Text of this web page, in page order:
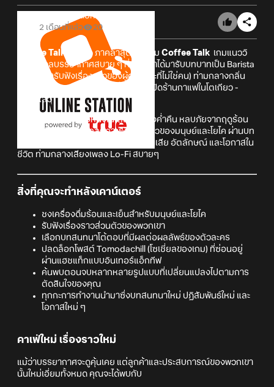
Online Station
2 เดือนที่แล้ว
20
Coffee Talk Tokyo ภาคล่าสุดของเกม Coffee Talk เกมแนววิ
ชวลโนเวลบรรยากาศสบาย ๆ ที่จะให้เราได้มารับบทบาทเป็น Barista
ผู้ที่จะได้มารับฟังเรื่องราวของผู้คน (และที่ไม่ใช่คน) ท่ามกลางกลิ่น
หอมกรุ่นของกาแฟ โดยภาคนี้เราจะได้เปิดร้านกาแฟในโตเกียว -
ญี่ปุ่นแล้ว
เรื่องราวในคาเฟ่แห่งหนึ่งในโตเกียวช่วงค่ำคืน หลบภัยจากฤดูร้อน
เสิร์ฟเครื่องดื่มหให้แก่ลูกค้า ฟังเรื่องราวของมนุษย์และโยไค ผ่านบท
สนทนาลึกซึ้งเกี่ยวกับความรัก การสูญเสีย อัตลักษณ์ และโอกาสใน
ชีวิต ท่ามกลางเสียงเพลง Lo-Fi สบายๆ
สิ่งที่คุณจะทำหลังเคาน์เตอร์
ชงเครื่องดื่มร้อนและเย็นสำหรับมนุษย์และโยไค
รับฟังเรื่องราวส่วนตัวของพวกเขา
เลือกบทสนทนาโต้ตอบที่มีผลต่อผลลัพธ์ของตัวละคร
ปลดล็อกโพสต์ Tomodachill (โซเชี่ยลของเกม) ที่ซ่อนอยู่
ผ่านแฮชแท็กแบบอินเทอร์แอ็กทีฟ
ค้นพบตอนจบหลากหลายรูปแบบที่เปลี่ยนแปลงไปตามการ
ตัดสินใจของคุณ
ทุกกะการทำงานนำมาซึ่งบทสนทนาใหม่ ปฏิสัมพันธ์ใหม่ และ
โอกาสใหม่ ๆ
คาเฟ่ใหม่ เรื่องราวใหม่
แม้ว่าบรรยากาศจะดูคุ้นเคย แต่ลูกค้าและประสบการณ์ของพวกเขา
นั้นใหม่เอี่ยมทั้งหมด คุณจะได้พบกับ